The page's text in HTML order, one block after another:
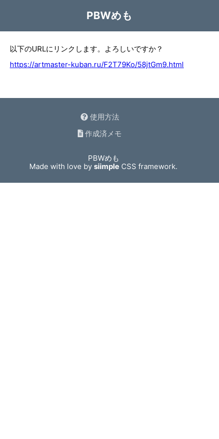
PBWめも
以下のURLにリンクします。よろしいですか？
https://artmaster-kuban.ru/F2T79Ko/58jtGm9.html
使用方法
作成済メモ
PBWめも
Made with love bysiimple CSS framework.